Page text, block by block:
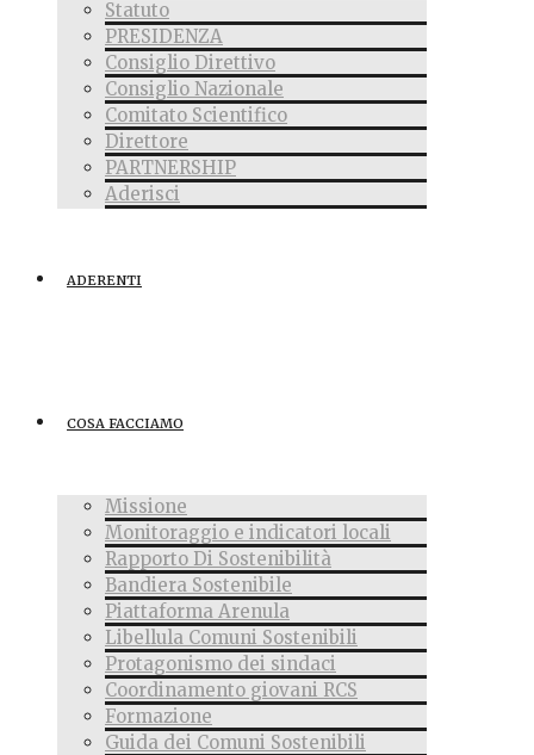
Statuto
PRESIDENZA
Consiglio Direttivo
Consiglio Nazionale
Comitato Scientifico
Direttore
PARTNERSHIP
Aderisci
ADERENTI
COSA FACCIAMO
Missione
Monitoraggio e indicatori locali
Rapporto Di Sostenibilità
Bandiera Sostenibile
Piattaforma Arenula
Libellula Comuni Sostenibili
Protagonismo dei sindaci
Coordinamento giovani RCS
Formazione
Guida dei Comuni Sostenibili